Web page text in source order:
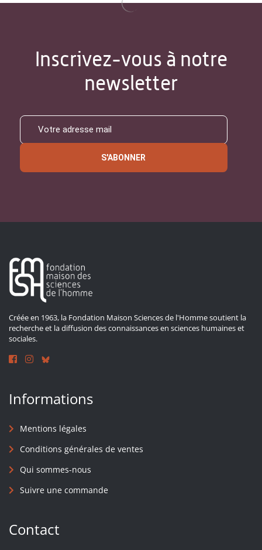
Inscrivez-vous à notre
newsletter
S'ABONNER
Créée en 1963, la Fondation Maison Sciences de l'Homme soutient la
recherche et la diffusion des connaissances en sciences humaines et
sociales.
Informations
Mentions légales
Conditions générales de ventes
Qui sommes-nous
Suivre une commande
Contact